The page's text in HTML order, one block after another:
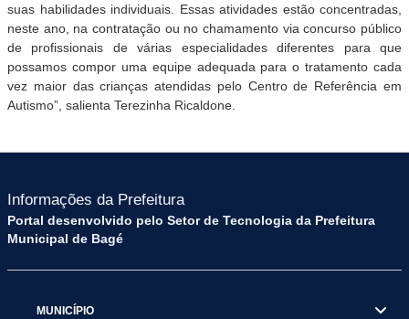
suas habilidades individuais. Essas atividades estão concentradas,
neste ano, na contratação ou no chamamento via concurso público
de profissionais de várias especialidades diferentes para que
possamos compor uma equipe adequada para o tratamento cada
vez maior das crianças atendidas pelo Centro de Referência em
Autismo”, salienta Terezinha Ricaldone.
Informações da Prefeitura
Portal desenvolvido pelo Setor de Tecnologia da Prefeitura
Municipal de Bagé
MUNICÍPIO